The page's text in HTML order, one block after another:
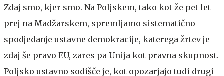
Zdaj smo, kjer smo. Na Poljskem, tako kot že pet let
prej na Madžarskem, spremljamo sistematično
spodjedanje ustavne demokracije, katerega žrtev je
zdaj še pravo EU, zares pa Unija kot pravna skupnost.
Poljsko ustavno sodišče je, kot opozarjajo tudi drugi